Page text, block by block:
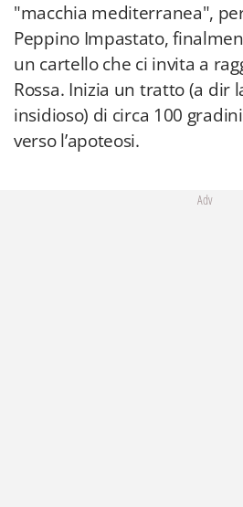
"macchia mediterranea",
Peppino Impastato,
un cartello che ci invita a
Rossa. Inizia un tratto (a dir
insidioso) di circa 100
verso l’apoteosi.
Adv